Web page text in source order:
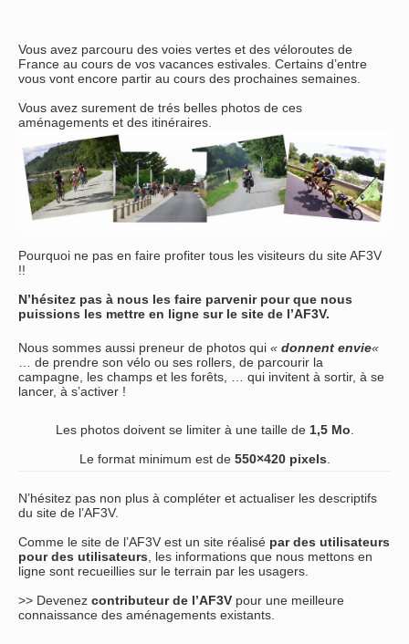
Vous avez parcouru des voies vertes et des véloroutes de
France au cours de vos vacances estivales. Certains d’entre
vous vont encore partir au cours des prochaines semaines.
Vous avez surement de trés belles photos de ces
aménagements et des itinéraires.
Pourquoi ne pas en faire profiter tous les visiteurs du site AF3V
!!
N’hésitez pas à nous les faire parvenir pour que nous
puissions les mettre en ligne sur le site de l’AF3V.
Nous sommes aussi preneur de photos qui « donnent envie«
… de prendre son vélo ou ses rollers, de parcourir la
campagne, les champs et les forêts, … qui invitent à sortir, à se
lancer, à s’activer !
Les photos doivent se limiter à une taille de 1,5 Mo
Le format minimum est de 550×420 pixels
N’hésitez pas non plus à compléter et actualiser les descriptifs
du site de l’AF3V.
Comme le site de l’AF3V est un site réalisé par des utilisateurs
pour des utilisateurs , les informations que nous mettons en
ligne sont recueillies sur le terrain par les usagers.
>> Devenez contributeur de l’AF3V pour une meilleure
connaissance des aménagements existants.